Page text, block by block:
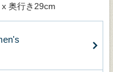
奥行き29cm